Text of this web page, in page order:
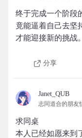
终于完成一个阶段
竟能逼着自己去坚
才能迎接新的挑战。
分享
Janet_QUB
求同桌
本人已经如愿来到